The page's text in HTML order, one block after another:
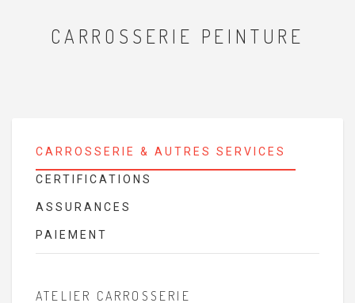
CARROSSERIE PEINTURE
CARROSSERIE & AUTRES SERVICES
CERTIFICATIONS
ASSURANCES
PAIEMENT
ATELIER CARROSSERIE